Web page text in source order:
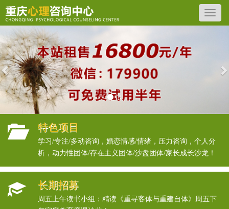
Previous
特色项目
学习/专注/多动咨询，婚恋情感/情绪，压力咨询，个人分
析，动力性团体/存在主义团体/沙盘团体/家长成长沙龙！
长期招募
周五上午读书小组：精读《重寻客体与重建自体》周五下